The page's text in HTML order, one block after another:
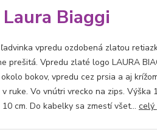
Biaggi
vpredu ozdobená zlatou
prešitá. Vpredu zlaté logo LAURA
bokov, vpredu cez prsia a aj
ruke. Vo vnútri vrecko na zips. Výška
cm. Do kabelky sa zmestí všet... celý